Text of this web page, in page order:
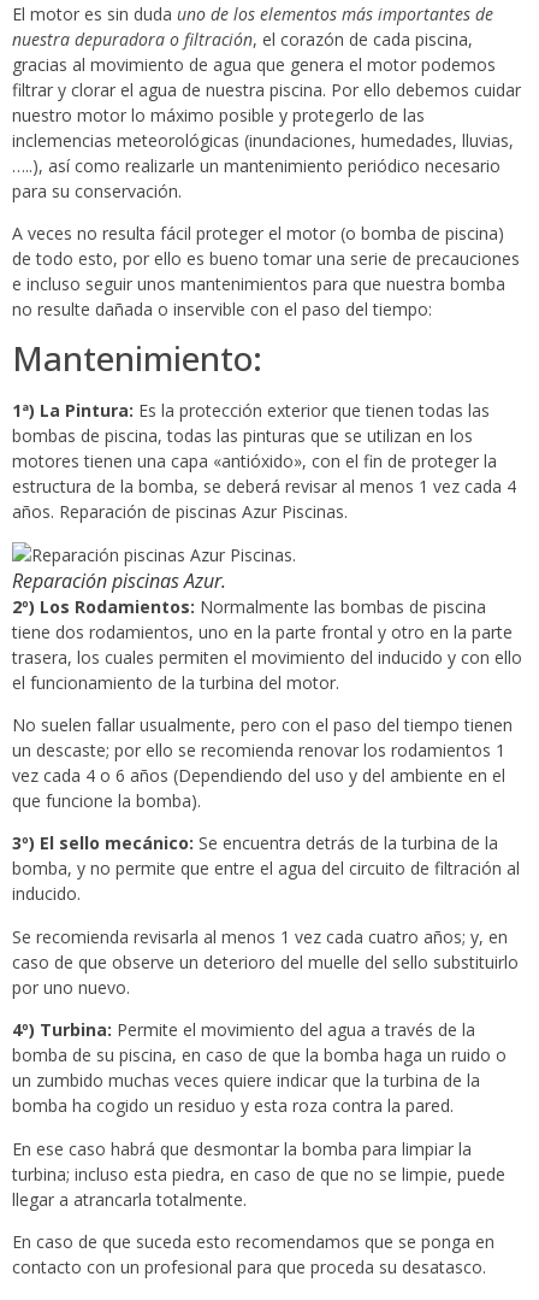
El motor es sin duda uno de los elementos más importantes de
nuestra depuradora o filtración, el corazón de cada piscina,
gracias al movimiento de agua que genera el motor podemos
filtrar y clorar el agua de nuestra piscina. Por ello debemos cuidar
nuestro motor lo máximo posible y protegerlo de las
inclemencias meteorológicas (inundaciones, humedades, lluvias,
…..), así como realizarle un mantenimiento periódico necesario
para su conservación.
A veces no resulta fácil proteger el motor (o bomba de piscina)
de todo esto, por ello es bueno tomar una serie de precauciones
e incluso seguir unos mantenimientos para que nuestra bomba
no resulte dañada o inservible con el paso del tiempo:
Mantenimiento:
1ª) La Pintura: Es la protección exterior que tienen todas las
bombas de piscina, todas las pinturas que se utilizan en los
motores tienen una capa «antióxido», con el fin de proteger la
estructura de la bomba, se deberá revisar al menos 1 vez cada 4
años. Reparación de piscinas Azur Piscinas.
Reparación piscinas Azur.
2º) Los Rodamientos: Normalmente las bombas de piscina
tiene dos rodamientos, uno en la parte frontal y otro en la parte
trasera, los cuales permiten el movimiento del inducido y con ello
el funcionamiento de la turbina del motor.
No suelen fallar usualmente, pero con el paso del tiempo tienen
un descaste; por ello se recomienda renovar los rodamientos 1
vez cada 4 o 6 años (Dependiendo del uso y del ambiente en el
que funcione la bomba).
3º) El sello mecánico: Se encuentra detrás de la turbina de la
bomba, y no permite que entre el agua del circuito de filtración al
inducido.
Se recomienda revisarla al menos 1 vez cada cuatro años; y, en
caso de que observe un deterioro del muelle del sello substituirlo
por uno nuevo.
4º) Turbina: Permite el movimiento del agua a través de la
bomba de su piscina, en caso de que la bomba haga un ruido o
un zumbido muchas veces quiere indicar que la turbina de la
bomba ha cogido un residuo y esta roza contra la pared.
En ese caso habrá que desmontar la bomba para limpiar la
turbina; incluso esta piedra, en caso de que no se limpie, puede
llegar a atrancarla totalmente.
En caso de que suceda esto recomendamos que se ponga en
contacto con un profesional para que proceda su desatasco.